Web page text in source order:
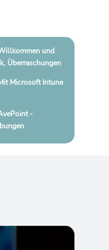
und
Überraschungen
Microsoft Intune
-